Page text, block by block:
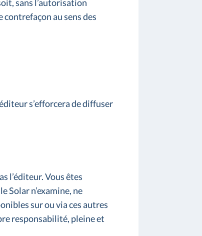
sans l’autorisation
au sens des
s’efforcera de diffuser
l’éditeur. Vous êtes
Solar n’examine, ne
sur ou via ces autres
responsabilité, pleine et